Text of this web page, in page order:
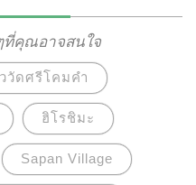
ระศิลาแลงเต็มไปหมด
ะครูธรรมสาคร เจ้า
บายโดยนำแว่นตาดำ
ห้ชาวบ้านเปลี่ยนมา
นับแต่นั้นมา
ที่คุณอาจสนใจ
วัดศรีโคมคำ
ฮิโรชิมะ
Sapan Village